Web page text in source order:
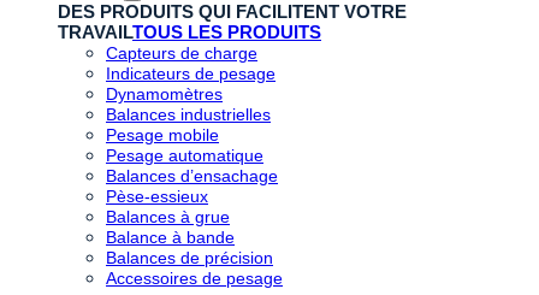
DES PRODUITS QUI FACILITENT VOTRE
TRAVAILTOUS LES PRODUITS
Capteurs de charge
Indicateurs de pesage
Dynamomètres
Balances industrielles
Pesage mobile
Pesage automatique
Balances d’ensachage
Pèse-essieux
Balances à grue
Balance à bande
Balances de précision
Accessoires de pesage